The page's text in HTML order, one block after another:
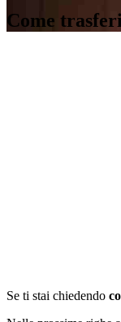
Come
Se ti stai chiedendo